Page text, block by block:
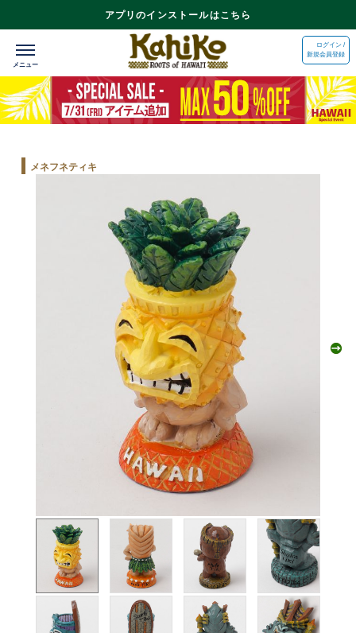
アプリのインストールはこちら
ログイン /
新規会員登録
メネフネティキ